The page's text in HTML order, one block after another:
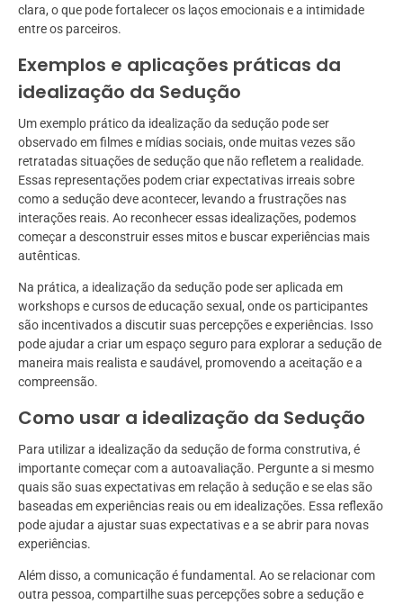
clara, o que pode fortalecer os laços emocionais e a intimidade
entre os parceiros.
Exemplos e aplicações práticas da
idealização da Sedução
Um exemplo prático da idealização da sedução pode ser
observado em filmes e mídias sociais, onde muitas vezes são
retratadas situações de sedução que não refletem a realidade.
Essas representações podem criar expectativas irreais sobre
como a sedução deve acontecer, levando a frustrações nas
interações reais. Ao reconhecer essas idealizações, podemos
começar a desconstruir esses mitos e buscar experiências mais
autênticas.
Na prática, a idealização da sedução pode ser aplicada em
workshops e cursos de educação sexual, onde os participantes
são incentivados a discutir suas percepções e experiências. Isso
pode ajudar a criar um espaço seguro para explorar a sedução de
maneira mais realista e saudável, promovendo a aceitação e a
compreensão.
Como usar a idealização da Sedução
Para utilizar a idealização da sedução de forma construtiva, é
importante começar com a autoavaliação. Pergunte a si mesmo
quais são suas expectativas em relação à sedução e se elas são
baseadas em experiências reais ou em idealizações. Essa reflexão
pode ajudar a ajustar suas expectativas e a se abrir para novas
experiências.
Além disso, a comunicação é fundamental. Ao se relacionar com
outra pessoa, compartilhe suas percepções sobre a sedução e